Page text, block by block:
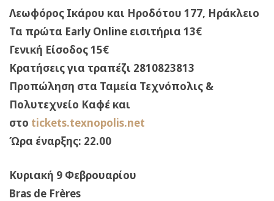
Λεωφόρος Ικάρου και Ηροδότου 177, Ηράκλειο
Τα πρώτα Early Online εισιτήρια 13€
Γενική Είσοδος 15€
Κρατήσεις για τραπέζι 2810823813
Προπώληση στα Ταμεία Τεχνόπολις &
Πολυτεχνείο Καφέ και
στο tickets.texnopolis.net
Ώρα έναρξης: 22.00
Κυριακή 9 Φεβρουαρίου
Bras de Frères